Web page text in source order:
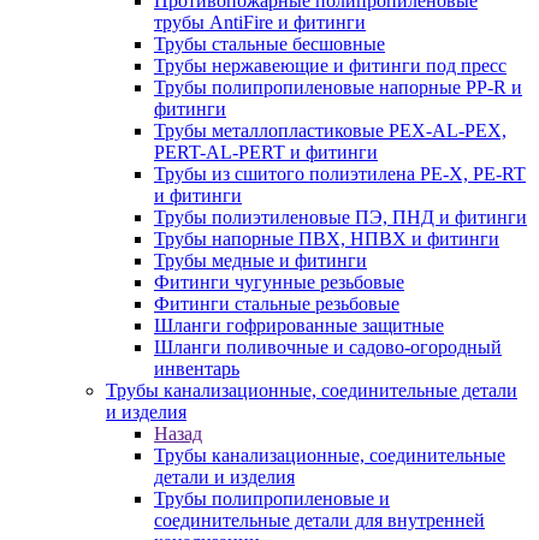
трубы AntiFire и фитинги
Трубы стальные бесшовные
Трубы нержавеющие и фитинги под пресс
Трубы полипропиленовые напорные PP-R и
фитинги
Трубы металлопластиковые PEX-AL-PEX,
PERT-AL-PERT и фитинги
Трубы из сшитого полиэтилена PE-X, PE-RT
и фитинги
Трубы полиэтиленовые ПЭ, ПНД и фитинги
Трубы напорные ПВХ, НПВХ и фитинги
Трубы медные и фитинги
Фитинги чугунные резьбовые
Фитинги стальные резьбовые
Шланги гофрированные защитные
Шланги поливочные и садово-огородный
инвентарь
Трубы канализационные, соединительные детали
и изделия
Назад
Трубы канализационные, соединительные
детали и изделия
Трубы полипропиленовые и
соединительные детали для внутренней